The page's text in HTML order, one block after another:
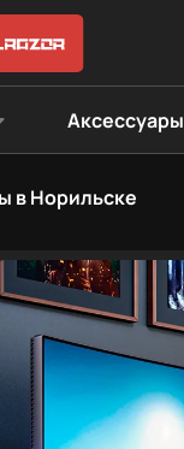
Аксессуары
в Норильске